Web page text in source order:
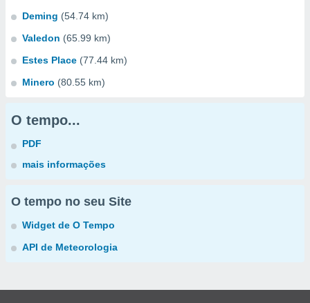
Deming (54.74 km)
Valedon (65.99 km)
Estes Place (77.44 km)
Minero (80.55 km)
O tempo...
PDF
mais informações
O tempo no seu Site
Widget de O Tempo
API de Meteorologia